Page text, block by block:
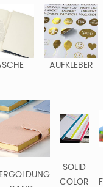
AUFKLEBER
SOLID
COLOR